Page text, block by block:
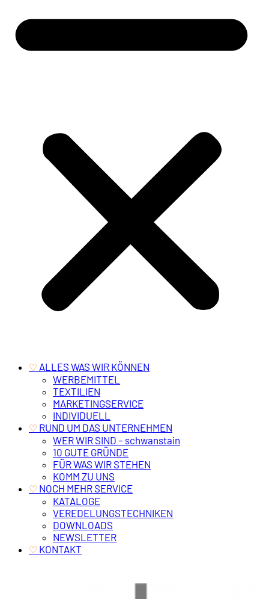
♡ ‎ ALLES WAS WIR KÖNNEN
WERBEMITTEL
TEXTILIEN
MARKETINGSERVICE
INDIVIDUELL
♡ ‎ RUND UM DAS UNTERNEHMEN
WER WIR SIND – schwanstain
10 GUTE GRÜNDE
FÜR WAS WIR STEHEN
KOMM ZU UNS
♡ ‎ NOCH MEHR SERVICE
KATALOGE
VEREDELUNGSTECHNIKEN
DOWNLOADS
NEWSLETTER
♡ ‎ KONTAKT